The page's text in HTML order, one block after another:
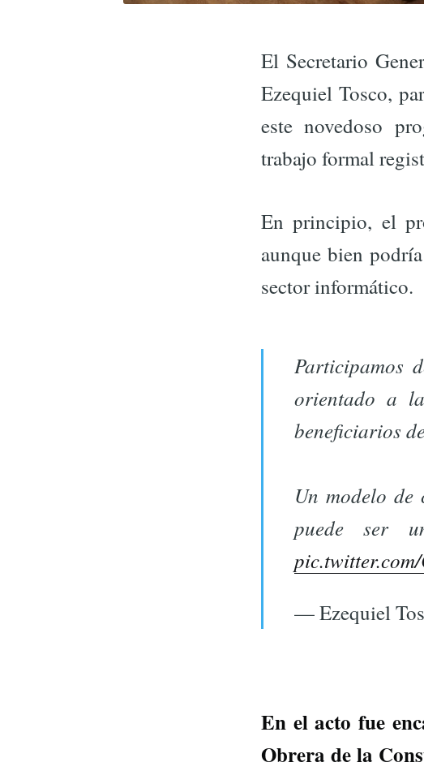
El Secretario
Ezequiel Tosco,
este novedoso
trabajo formal
En principio, el
aunque bien
sector informático.
Participamos
orientado a
beneficiarios
Un modelo
puede ser
— Ezequiel
En el acto fue
Obrera de la